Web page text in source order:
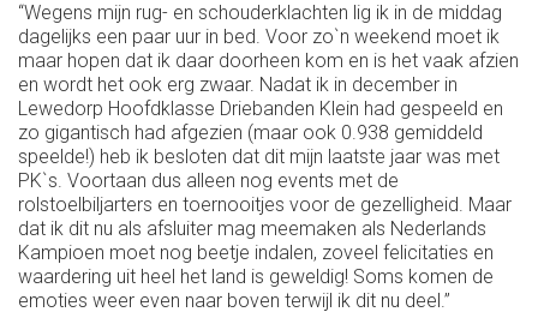
“Wegens mijn rug- en schouderklachten lig ik in de middag
dagelijks een paar uur in bed. Voor zo`n weekend moet ik
maar hopen dat ik daar doorheen kom en is het vaak afzien
en wordt het ook erg zwaar. Nadat ik in december in
Lewedorp Hoofdklasse Driebanden Klein had gespeeld en
zo gigantisch had afgezien (maar ook 0.938 gemiddeld
speelde!) heb ik besloten dat dit mijn laatste jaar was met
PK`s. Voortaan dus alleen nog events met de
rolstoelbiljarters en toernooitjes voor de gezelligheid. Maar
dat ik dit nu als afsluiter mag meemaken als Nederlands
Kampioen moet nog beetje indalen, zoveel felicitaties en
waardering uit heel het land is geweldig! Soms komen de
emoties weer even naar boven terwijl ik dit nu deel.”